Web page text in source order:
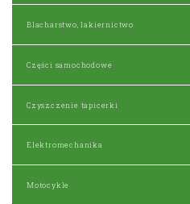
Blacharstwo, lakiernictwo
Części samochodowe
Czyszczenie tapicerki
Elektromechanika
Motocykle